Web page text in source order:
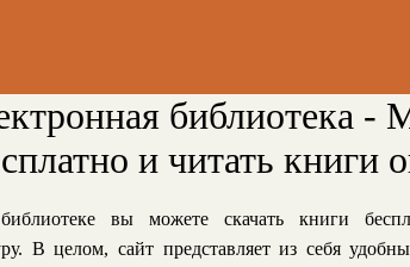
библиотека -
и читать книги
вы можете скачать книги
В целом, сайт представляет из себя